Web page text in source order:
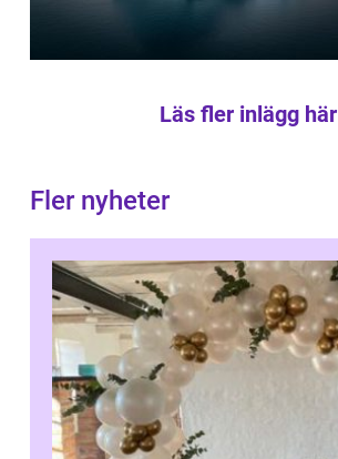
Läs fler inlägg här
Fler nyheter